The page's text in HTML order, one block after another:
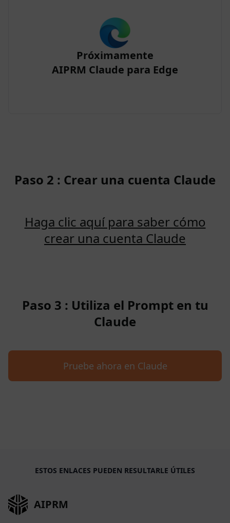
Próximamente
AIPRM Claude para Edge
Paso 2 : Crear una cuenta Claude
Haga clic aquí para saber cómo
crear una cuenta Claude
Paso 3 : Utiliza el Prompt en tu
Claude
Pruebe ahora en Claude
ESTOS ENLACES PUEDEN RESULTARLE ÚTILES
AIPRM